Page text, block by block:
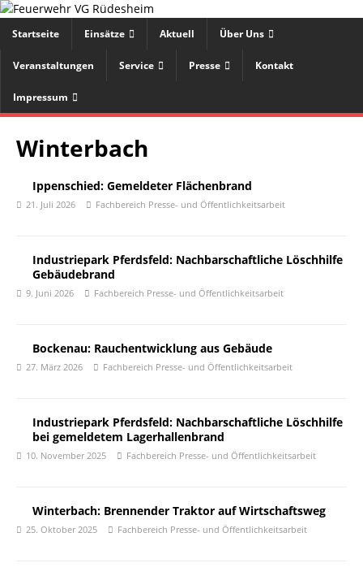
Startseite Einsätze Aktuell Über Uns
Veranstaltungen Service Presse Kontakt
Impressum
Winterbach
Ippenschied: Gemeldeter Flächenbrand
21. Juli 2026 Fachbereich Presse- und Öffentlichkeitsarbeit
Industriepark Pferdsfeld: Nachbarschaftliche Löschhilfe
Gebäudebrand
9. Juni 2026 Fachbereich Presse- und Öffentlichkeitsarbeit
Bockenau: Rauchentwicklung aus Gebäude
27. März 2026 Fachbereich Presse- und Öffentlichkeitsarbeit
Industriepark Pferdsfeld: Nachbarschaftliche Löschhilfe
bei gemeldetem Lagerhallenbrand
10. November 2025 Fachbereich Presse- und Öffentlichkeitsarbeit
Winterbach: Brennender Traktor auf Wirtschaftsweg
25. Oktober 2025 Fachbereich Presse- und Öffentlichkeitsarbeit